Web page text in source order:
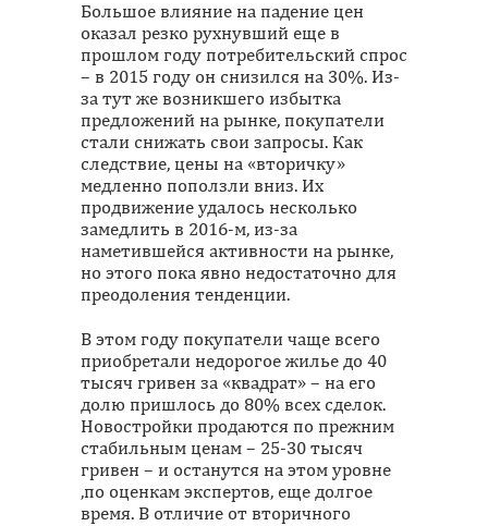
Большое влияние на падение цен
оказал резко рухнувший еще в
прошлом году потребительский спрос
– в 2015 году он снизился на 30%. Из-
за тут же возникшего избытка
предложений на рынке, покупатели
стали снижать свои запросы. Как
следствие, цены на «вторичку»
медленно поползли вниз. Их
продвижение удалось несколько
замедлить в 2016-м, из-за
наметившейся активности на рынке,
но этого пока явно недостаточно для
преодоления тенденции.
В этом году покупатели чаще всего
приобретали недорогое жилье до 40
тысяч гривен за «квадрат» – на его
долю пришлось до 80% всех сделок.
Новостройки продаются по прежним
стабильным ценам – 25-30 тысяч
гривен – и останутся на этом уровне
,по оценкам экспертов, еще долгое
время. В отличие от вторичного